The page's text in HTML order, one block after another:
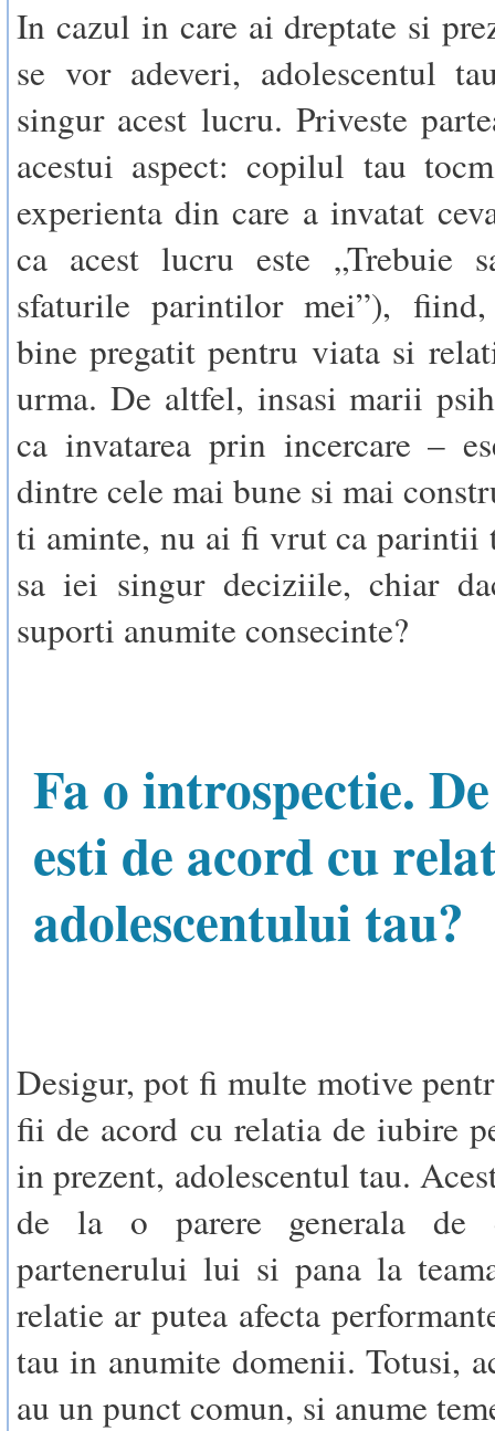
In cazul in care ai dreptate si
se vor adeveri, adolescentul
singur acest lucru. Priveste
acestui aspect: copilul tau
experienta din care a invatat
ca acest lucru este „Trebuie
sfaturile parintilor mei”),
bine pregatit pentru viata si
urma. De altfel, insasi marii
ca invatarea prin incercare –
dintre cele mai bune si mai
ti aminte, nu ai fi vrut ca parintii
sa iei singur deciziile, chiar
suporti anumite consecinte?
Fa o introspectie.
esti de acord cu
adolescentului tau?
Desigur, pot fi multe motive
fii de acord cu relatia de iubire
in prezent, adolescentul tau.
de la o parere generala de
partenerului lui si pana la
relatie ar putea afecta
tau in anumite domenii. Totusi,
au un punct comun, si anume